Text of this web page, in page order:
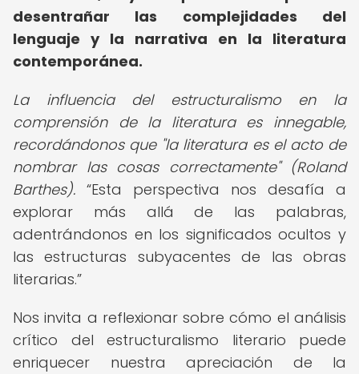
desentrañar las complejidades del
lenguaje y la narrativa en la literatura
contemporánea.
La influencia del estructuralismo en la
comprensión de la literatura es innegable,
recordándonos que "la literatura es el acto de
nombrar las cosas correctamente" (Roland
Barthes).
Esta perspectiva nos desafía a
explorar más allá de las palabras,
adentrándonos en los significados ocultos y
las estructuras subyacentes de las obras
literarias.
Nos invita a reflexionar sobre cómo el análisis
crítico del estructuralismo literario puede
enriquecer nuestra apreciación de la